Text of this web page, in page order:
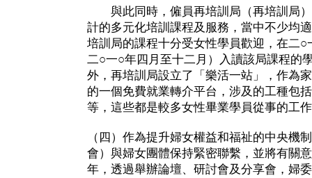
與此同時，僱員再培訓局（再培訓局）
計的多元化培訓課程及服務，當中不少均
培訓局的課程十分受女性學員歡迎，在二
二○一○年四月至十二月）入讀該局課程的
外，再培訓局設立了「樂活一站」，作為
的一個免費就業轉介平台，涉及的工種包
等，這些都是較多女性畢業學員從事的工
（四）作為提升婦女權益和福祉的中央機
會）與婦女團體保持緊密聯繫，並將有關
年，透過舉辦論壇、研討會及分享會，婦